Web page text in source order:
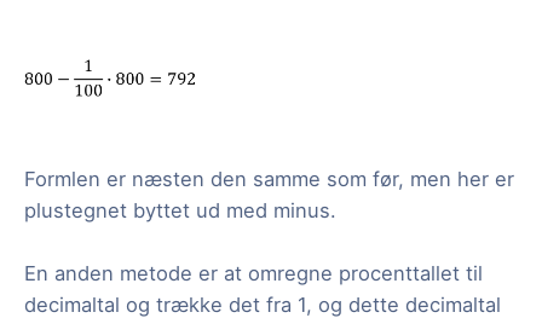
Formlen er næsten den samme som før, men her er
plustegnet byttet ud med minus.
En anden metode er at omregne procenttallet til
decimaltal og trække det fra 1, og dette decimaltal